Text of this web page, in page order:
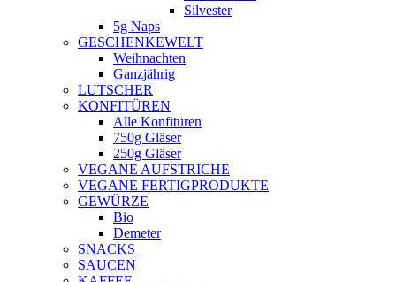
Silvester
5g Naps
GESCHENKEWELT
Weihnachten
Ganzjährig
LUTSCHER
KONFITÜREN
Alle Konfitüren
750g Gläser
250g Gläser
VEGANE AUFSTRICHE
VEGANE FERTIGPRODUKTE
GEWÜRZE
Bio
Demeter
SNACKS
SAUCEN